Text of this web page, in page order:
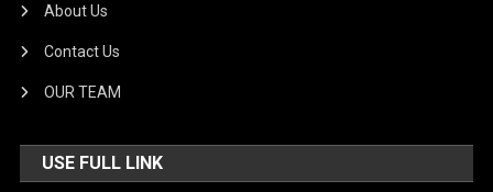
About Us
Contact Us
OUR TEAM
USE FULL LINK